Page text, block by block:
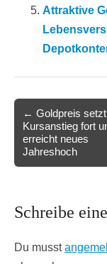
Attraktive
Post
navigation
← Goldpreis setzt
Kursanstieg fort
erreicht neues
Jahreshoch
Schreibe
Du musst